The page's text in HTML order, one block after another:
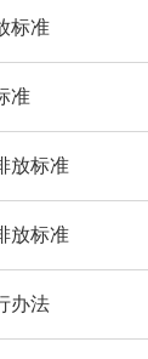
标准
准
放标准
放标准
办法